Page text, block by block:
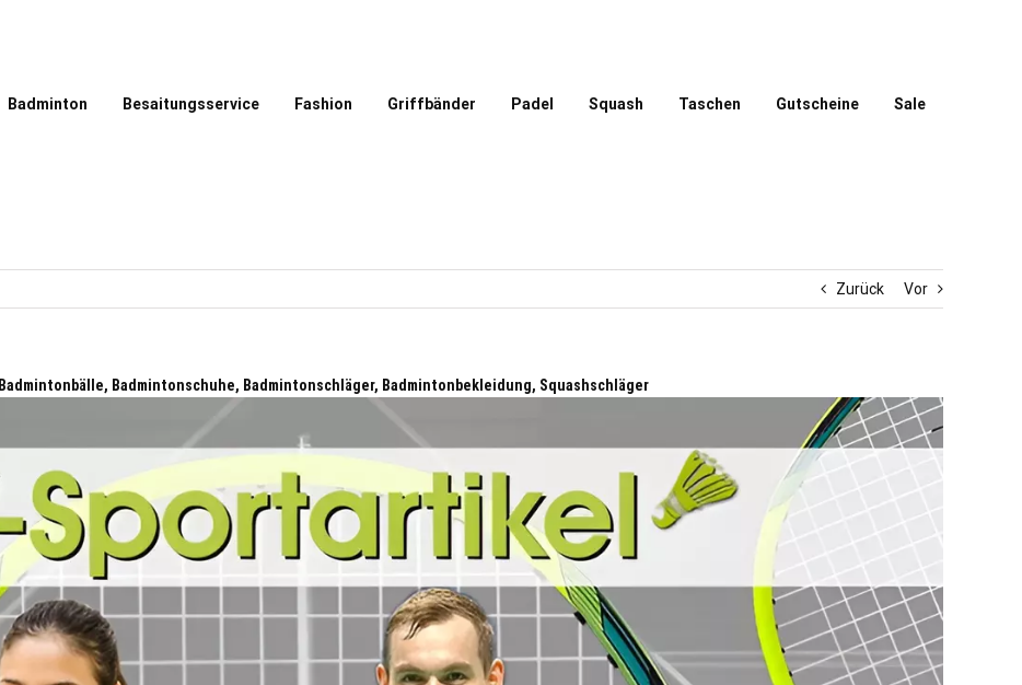
Badminton Besaitungsservice Fashion Griffbänder Padel Squash Taschen Gutscheine Sale
Zurück Vor
Badmintonbälle, Badmintonschuhe, Badmintonschläger, Badmintonbekleidung, Squashschläger